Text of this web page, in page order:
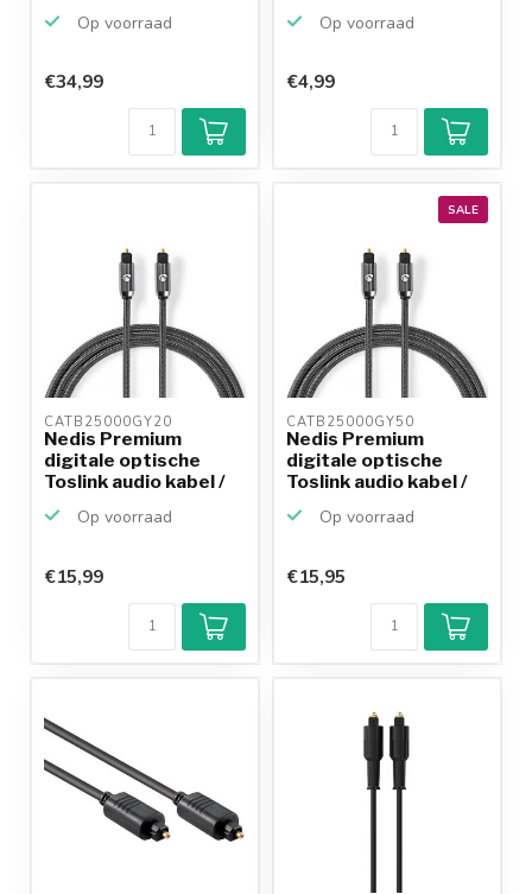
Op voorraad
€34,99
Op voorraad
€4,99
CATB25000GY20
Nedis Premium
digitale optische
Toslink audio kabel /
Op voorraad
€15,99
SALE
CATB25000GY50
Nedis Premium
digitale optische
Toslink audio kabel /
Op voorraad
Klantenbeoordeling
9,2/10
Achteraf
betalen mogelijk
€15,95